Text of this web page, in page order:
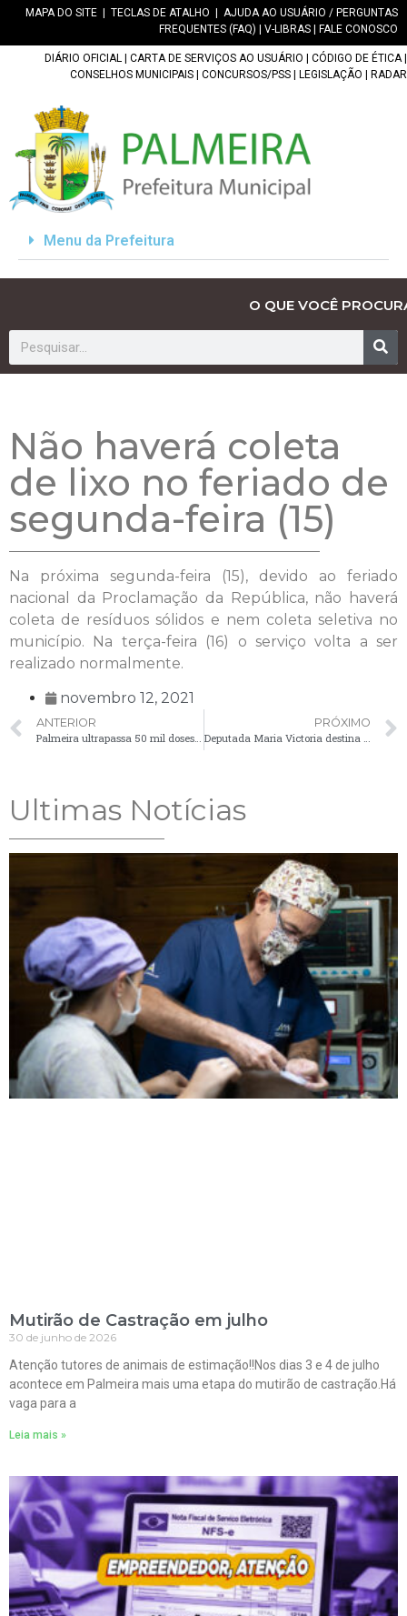
MAPA DO SITE TECLAS DE ATALHO
AJUDA AO USUÁRIO / PERGUNTAS
FREQUENTES (FAQ)
V-LIBRAS FALE CONOSCO
DIÁRIO OFICIAL CARTA DE SERVIÇOS AO USUÁRIO CÓDIGO DE ÉTICA|
CONSELHOS MUNICIPAIS
CONCURSOS/PSS LEGISLAÇÃO RADAR
Menu da Prefeitura
O QUE VOCÊ
Não haverá coleta
de lixo no feriado de
segunda-feira (15)
Na próxima segunda-feira (15), devido ao feriado
nacional da Proclamação da República, não haverá
coleta de resíduos sólidos e nem coleta seletiva no
município. Na terça-feira (16) o serviço volta a ser
realizado normalmente.
novembro 12, 2021
ANTERIOR
Palmeira ultrapassa 50 mil doses aplicadas de vacina contra a Covid-19
PRÓXIMO
Deputada Maria Victoria destina emendas parlamentares para Palmeira
Ultimas Notícias
Mutirão de Castração em julho
30 de junho de 2026
Atenção tutores de animais de estimação!!Nos dias 3 e 4 de julho
acontece em Palmeira mais uma etapa do mutirão de castração.Há
vaga para a
Leia mais »